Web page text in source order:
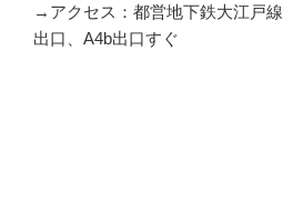
→アクセス：都営地下鉄大江戸
出口、A4b出口すぐ